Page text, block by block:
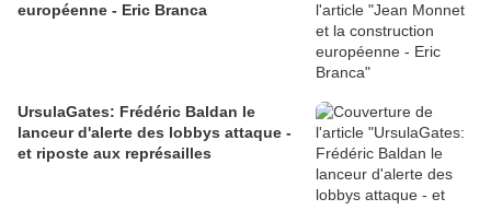
européenne - Eric Branca
UrsulaGates: Frédéric Baldan le
lanceur d'alerte des lobbys attaque -
et riposte aux représailles